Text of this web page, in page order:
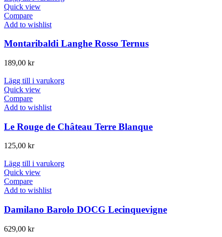
Quick view
Compare
Add to wishlist
Montaribaldi Langhe Rosso Ternus
189,00 kr
Lägg till i varukorg
Quick view
Compare
Add to wishlist
Le Rouge de Château Terre Blanque
125,00 kr
Lägg till i varukorg
Quick view
Compare
Add to wishlist
Damilano Barolo DOCG Lecinquevigne
629,00 kr